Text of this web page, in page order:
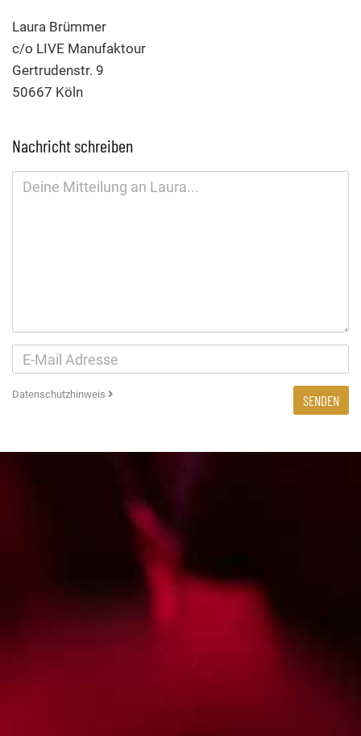
Laura Brümmer
c/o LIVE Manufaktour
Gertrudenstr. 9
50667 Köln
Nachricht schreiben
Datenschutzhinweis SENDEN